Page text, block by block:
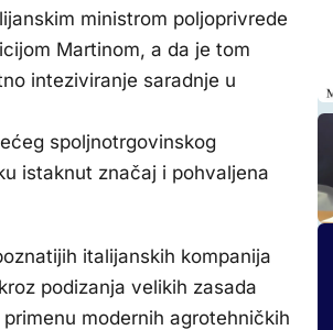
ministrom poljoprivrede
Martinom, a da je tom
inteziviranje saradnje u
spoljnotrgovinskog
istaknut značaj i pohvaljena
italijanskih kompanija
podizanja velikih zasada
modernih agrotehničkih